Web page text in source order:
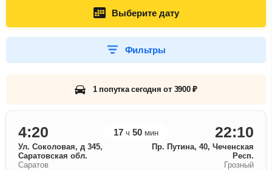
Выберите дату
Фильтры
1 попутка сегодня от 3900 ₽
4:20 17 ч 50 мин 22:10
Ул. Соколовая, д 345,
Саратовская обл.
Пр. Путина, 40, Чеченская
Респ.
Саратов
Грозный